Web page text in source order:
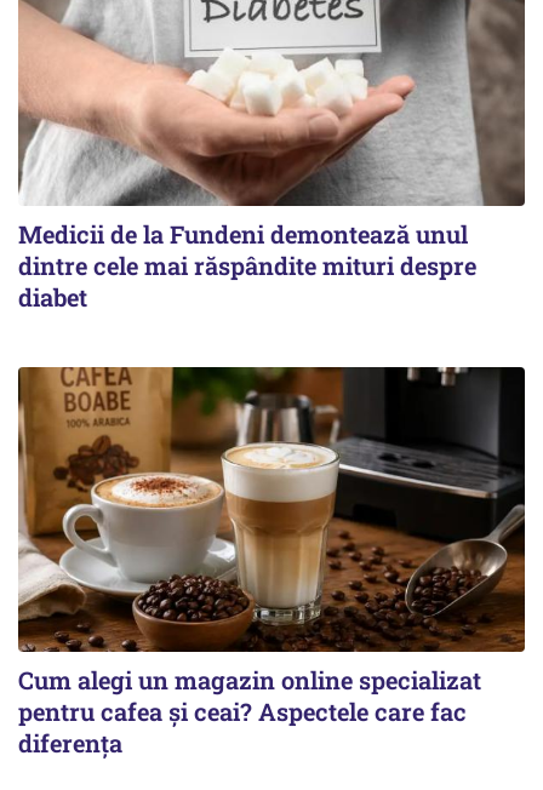
Medicii de la Fundeni demontează unul
dintre cele mai răspândite mituri despre
diabet
Cum alegi un magazin online specializat
pentru cafea și ceai? Aspectele care fac
diferența